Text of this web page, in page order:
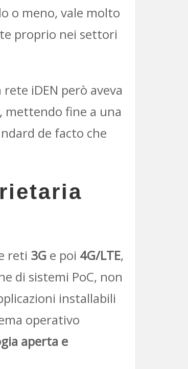
o meno, vale molto
proprio nei settori
iDEN però aveva
, mettendo fine a una
de facto che
reti 3G e poi 4G/LTE,
di sistemi PoC, non
installabili
operativo
aperta e